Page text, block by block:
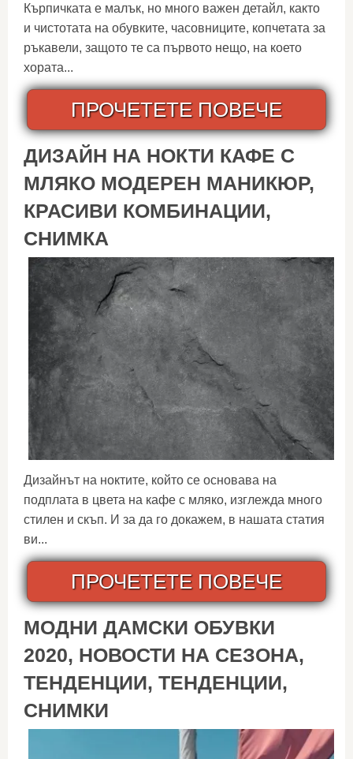
Кърпичката е малък, но много важен детайл, както
и чистотата на обувките, часовниците, копчетата за
ръкавели, защото те са първото нещо, на което
хората...
ПРОЧЕТЕТЕ ПОВЕЧЕ
ДИЗАЙН НА НОКТИ КАФЕ С
МЛЯКО МОДЕРЕН МАНИКЮР,
КРАСИВИ КОМБИНАЦИИ,
СНИМКА
Дизайнът на ноктите, който се основава на
подплата в цвета на кафе с мляко, изглежда много
стилен и скъп. И за да го докажем, в нашата статия
ви...
ПРОЧЕТЕТЕ ПОВЕЧЕ
МОДНИ ДАМСКИ ОБУВКИ
2020, НОВОСТИ НА СЕЗОНА,
ТЕНДЕНЦИИ, ТЕНДЕНЦИИ,
СНИМКИ